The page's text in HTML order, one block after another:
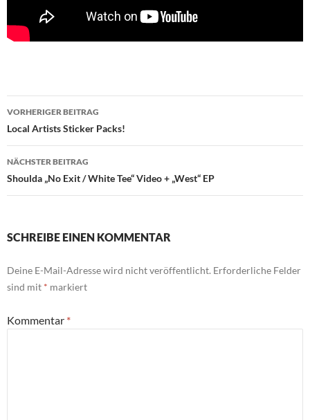
Beitragsnavigation
VORHERIGER BEITRAG
Local Artists Sticker Packs!
NÄCHSTER BEITRAG
Shoulda „No Exit / White Tee“ Video + „West“ EP
SCHREIBE EINEN KOMMENTAR
Deine E-Mail-Adresse wird nicht veröffentlicht. Erforderliche Felder
sind mit * markiert
Kommentar *